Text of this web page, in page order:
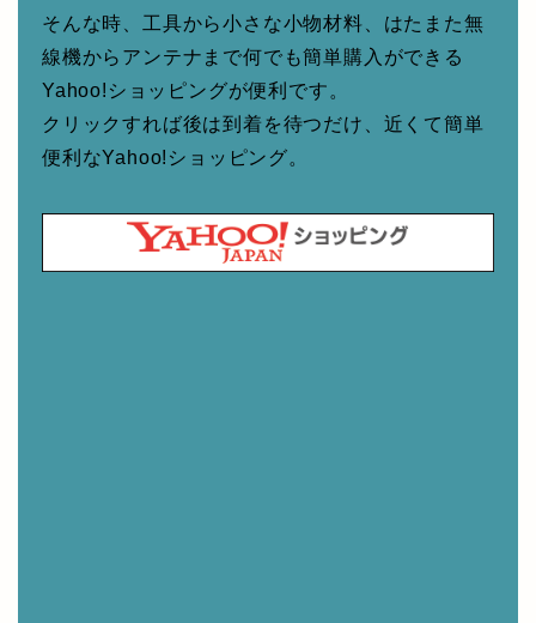
そんな時、工具から小さな小物材料、はたまた無
線機からアンテナまで何でも簡単購入ができる
Yahoo!ショッピングが便利です。
クリックすれば後は到着を待つだけ、近くて簡単
便利なYahoo!ショッピング。